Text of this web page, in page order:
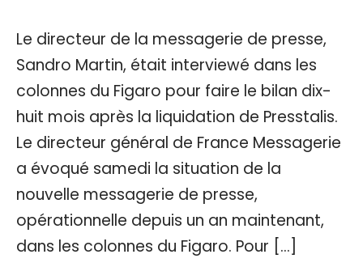
Le directeur de la messagerie de presse,
Sandro Martin, était interviewé dans les
colonnes du Figaro pour faire le bilan dix-
huit mois après la liquidation de Presstalis.
Le directeur général de France Messagerie
a évoqué samedi la situation de la
nouvelle messagerie de presse,
opérationnelle depuis un an maintenant,
dans les colonnes du Figaro. Pour […]